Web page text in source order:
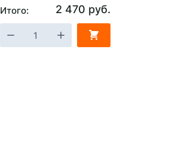
Итого: 2 470 руб.